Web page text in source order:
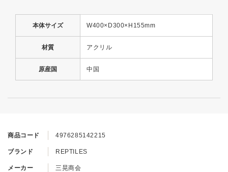
商品コード 4976285142215
ブランド REPTILES
メーカー 三晃商会
本体サイズ W400×D300×H155mm
材質 アクリル
原産国 中国